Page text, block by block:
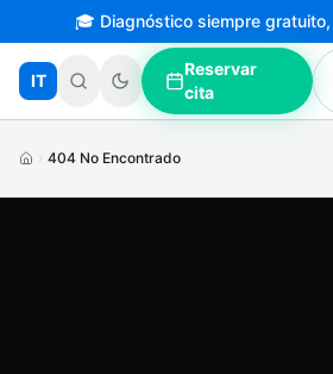
Saltar al contenido principal
🎓 Diagnóstico siempre
IT
Reservar
cita
404 No Encontrado